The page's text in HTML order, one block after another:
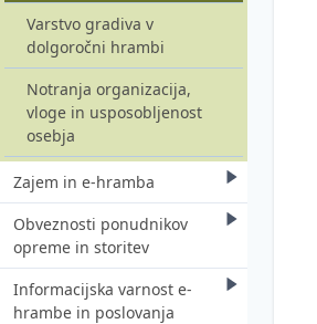
Inšpekcijski nadzor na
področju varstva osebnih
podatkov
Varstvo gradiva v
dolgoročni hrambi
Notranja organizacija,
vloge in usposobljenost
osebja
Zajem in e-hramba
Zajem in pretvorba gradiva v
digitalno obliko
Od priprave na zajem in e-
hrambo do izvedbe
Obveznosti ponudnikov
opreme in storitev
Registracija ponudnika
opreme in storitev
Informacijska varnost e-
hrambe in poslovanja